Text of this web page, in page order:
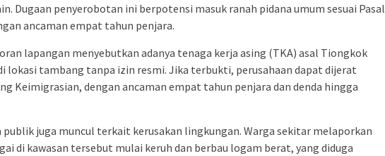
Dugaan penyerobotan ini berpotensi masuk ranah pidana umum sesuai Pasal
ancaman empat tahun penjara.
lapangan menyebutkan adanya tenaga kerja asing (TKA) asal Tiongkok
lokasi tambang tanpa izin resmi. Jika terbukti, perusahaan dapat dijerat
Keimigrasian, dengan ancaman empat tahun penjara dan denda hingga
juga muncul terkait kerusakan lingkungan. Warga sekitar melaporkan
di kawasan tersebut mulai keruh dan berbau logam berat, yang diduga